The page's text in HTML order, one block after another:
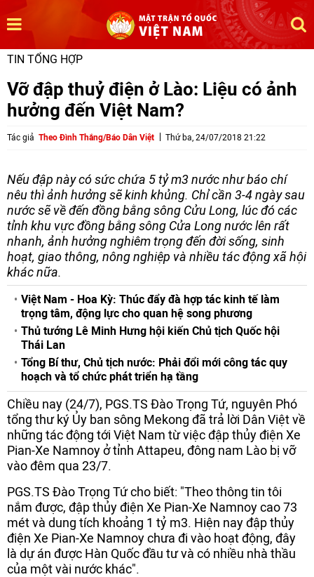
TIN TỔNG HỢP
Vỡ đập thuỷ điện ở Lào: Liệu có ảnh
hưởng đến Việt Nam?
Tác giả Theo Đình Thắng/Báo Dân Việt Thứ ba, 24/07/2018 21:22
Nếu đập này có sức chứa 5 tỷ m3 nước như báo chí
nêu thì ảnh hưởng sẽ kinh khủng. Chỉ cần 3-4 ngày sau
nước sẽ về đến đồng bằng sông Cửu Long, lúc đó các
tỉnh khu vực đồng bằng sông Cửa Long nước lên rất
nhanh, ảnh hưởng nghiêm trọng đến đời sống, sinh
hoạt, giao thông, nông nghiệp và nhiều tác động xã hội
khác nữa.
Việt Nam - Hoa Kỳ: Thúc đẩy đà hợp tác kinh tế làm
trọng tâm, động lực cho quan hệ song phương
Thủ tướng Lê Minh Hưng hội kiến Chủ tịch Quốc hội
Thái Lan
Tổng Bí thư, Chủ tịch nước: Phải đổi mới công tác quy
hoạch và tổ chức phát triển hạ tầng
Chiều nay (24/7), PGS.TS Đào Trọng Tứ, nguyên Phó
tổng thư ký Ủy ban sông Mekong đã trả lời Dân Việt về
những tác động tới Việt Nam từ việc đập thủy điện Xe
Pian-Xe Namnoy ở tỉnh Attapeu, đông nam Lào bị vỡ
vào đêm qua 23/7.
PGS.TS Đào Trọng Tứ cho biết: "Theo thông tin tôi
nắm được, đập thủy điện Xe Pian-Xe Namnoy cao 73
mét và dung tích khoảng 1 tỷ m3. Hiện nay đập thủy
điện Xe Pian-Xe Namnoy chưa đi vào hoạt động, đây
là dự án được Hàn Quốc đầu tư và có nhiều nhà thầu
của một vài nước khác".